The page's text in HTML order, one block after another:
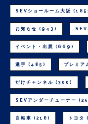
SEVショールーム大阪
お知らせ (943) SEV
イベント・出展 (669)
選手 (485) プレミア
だけチャンネル (300)
SEVアンダーチューナー
自転車 (218) トヨタ